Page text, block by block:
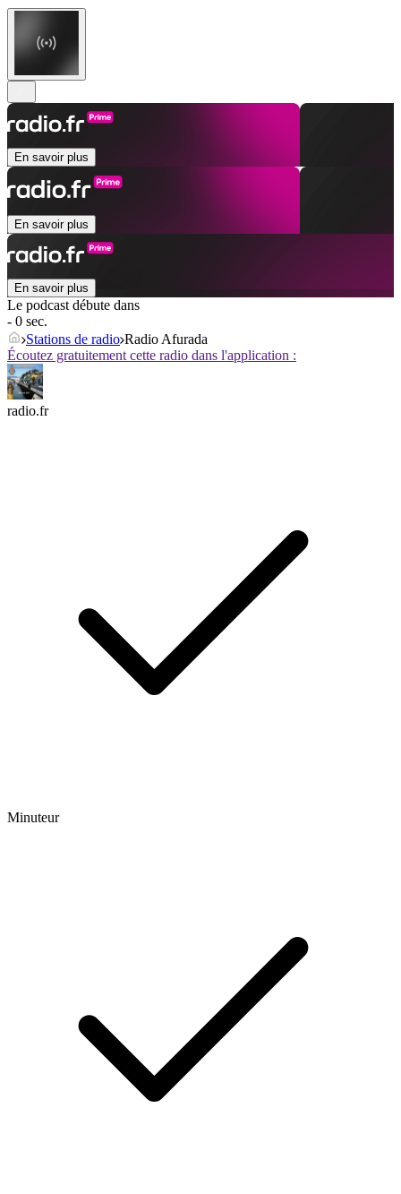
En savoir plus
En savoir plus
En savoir plus
Le podcast débute dans
- 0 sec.
Stations de radio Radio Afurada
Écoutez gratuitement cette radio dans l'application :
radio.fr
Minuteur